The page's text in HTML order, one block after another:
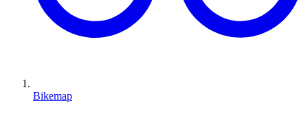
Bikemap